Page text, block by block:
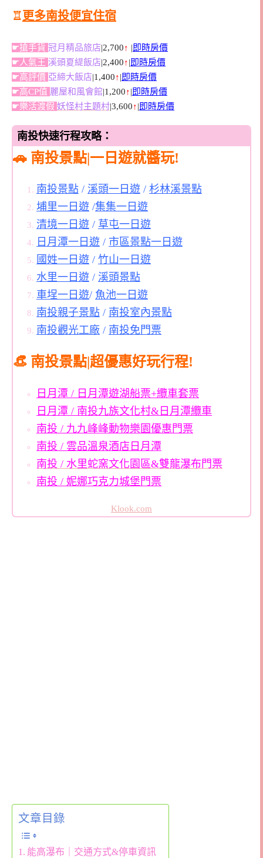
♖ 更多南投便宜住宿
☛搶手貨 冠月精品旅店|2,700↑ |即時房價
☛人氣王 溪頭夏緹飯店|2,400↑|即時房價
☛高評價 亞締大飯店|1,400↑|即時房價
☛高CP值 麗屋和風會館|1,200↑|即時房價
☛樂活渡假 妖怪村主題村|3,600↑|即時房價
南投快速行程攻略：
🚗 南投景點|一日遊就醬玩!
南投景點 / 溪頭一日遊 / 杉林溪景點
埔里一日遊 /集集一日遊
清境一日遊 / 草屯一日遊
日月潭一日遊 / 市區景點一日遊
國姓一日遊 / 竹山一日遊
水里一日遊 / 溪頭景點
車埕一日遊/ 魚池一日遊
南投親子景點 / 南投室內景點
南投觀光工廠 / 南投免門票
👒 南投景點|超優惠好玩行程!
日月潭 / 日月潭遊湖船票+纜車套票
日月潭 / 南投九族文化村&日月潭纜車
南投 / 九九峰峰動物樂園優惠門票
南投 / 雲品溫泉酒店日月潭
南投 / 水里蛇窯文化園區&雙龍瀑布門票
南投 / 妮娜巧克力城堡門票
Klook.com
文章目錄
能高瀑布｜交通方式&停車資訊